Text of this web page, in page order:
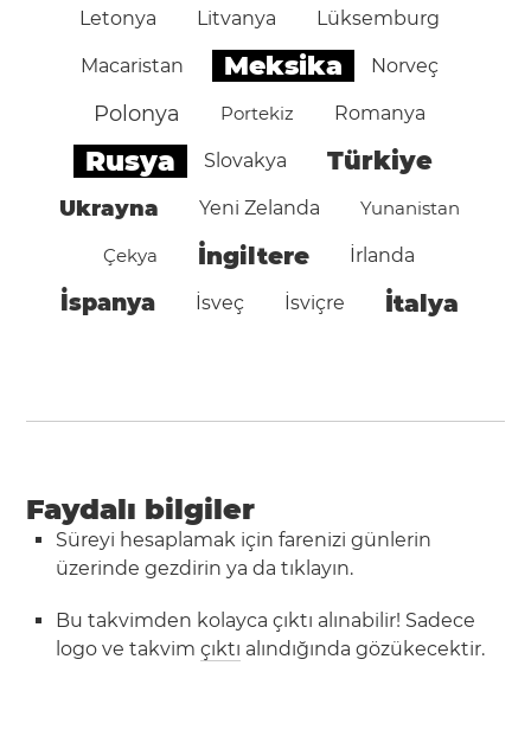
Letonya Litvanya Lüksemburg
Macaristan Meksika Norveç
Polonya Portekiz Romanya
Rusya Slovakya Türkiye
Ukrayna Yeni Zelanda Yunanistan
Çekya İngiltere İrlanda
İspanya İsveç İsviçre İtalya
Faydalı bilgiler
Süreyi hesaplamak için farenizi günlerin
üzerinde gezdirin ya da tıklayın.
Bu takvimden kolayca çıktı alınabilir! Sadece
logo ve takvimçıktı alındığında gözükecektir.